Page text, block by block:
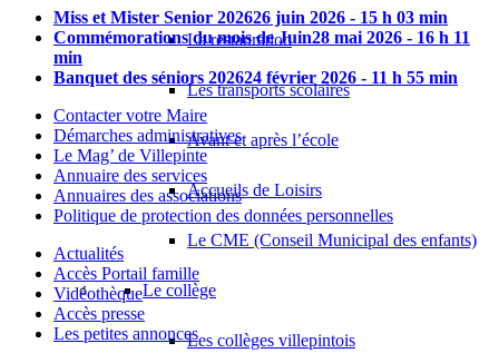
La restauration
Les transports scolaires
Avant et après l’école
Accueils de Loisirs
Le CME (Conseil Municipal des enfants)
Le collège
Les collèges villepintois
Miss et Mister Senior 202626 juin 2026 - 15 h 03 min
Commémorations du mois de Juin28 mai 2026 - 16 h 11
min
Banquet des séniors 202624 février 2026 - 11 h 55 min
Contacter votre Maire
Démarches administratives
Le Mag’ de Villepinte
Annuaire des services
Annuaires des associations
Politique de protection des données personnelles
Actualités
Accès Portail famille
Vidéothèque
Accès presse
Les petites annonces